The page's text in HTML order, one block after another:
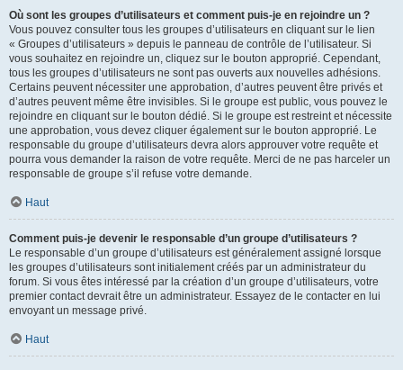
Où sont les groupes d’utilisateurs et comment puis-je en rejoindre un ?
Vous pouvez consulter tous les groupes d’utilisateurs en cliquant sur le lien
« Groupes d’utilisateurs » depuis le panneau de contrôle de l’utilisateur. Si
vous souhaitez en rejoindre un, cliquez sur le bouton approprié. Cependant,
tous les groupes d’utilisateurs ne sont pas ouverts aux nouvelles adhésions.
Certains peuvent nécessiter une approbation, d’autres peuvent être privés et
d’autres peuvent même être invisibles. Si le groupe est public, vous pouvez le
rejoindre en cliquant sur le bouton dédié. Si le groupe est restreint et nécessite
une approbation, vous devez cliquer également sur le bouton approprié. Le
responsable du groupe d’utilisateurs devra alors approuver votre requête et
pourra vous demander la raison de votre requête. Merci de ne pas harceler un
responsable de groupe s’il refuse votre demande.
Haut
Comment puis-je devenir le responsable d’un groupe d’utilisateurs ?
Le responsable d’un groupe d’utilisateurs est généralement assigné lorsque
les groupes d’utilisateurs sont initialement créés par un administrateur du
forum. Si vous êtes intéressé par la création d’un groupe d’utilisateurs, votre
premier contact devrait être un administrateur. Essayez de le contacter en lui
envoyant un message privé.
Haut